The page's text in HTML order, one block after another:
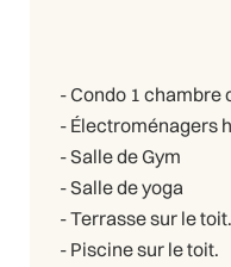
- Condo 1
- Électroménagers
- Salle de Gym
- Salle de yoga
- Terrasse sur le toit.
- Piscine sur le toit.